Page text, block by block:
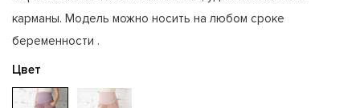
карманы. Модель можно носить на любом сроке
беременности .
Цвет